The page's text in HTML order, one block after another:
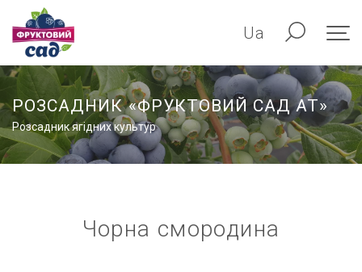
Ua
РОЗСАДНИК «ФРУКТОВИЙ САД АТ»
Розсадник ягідних культур
Чорна смородина